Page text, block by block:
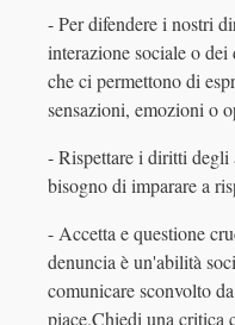
- Per difendere i nostri
interazione sociale o
che ci permettono di
sensazioni, emozioni o
- Rispettare i diritti degli
bisogno di imparare a
- Accetta e questione
denuncia è un'abilità
comunicare sconvolto
piace.Chiedi una critica